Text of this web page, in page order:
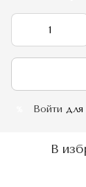
Войти для
В